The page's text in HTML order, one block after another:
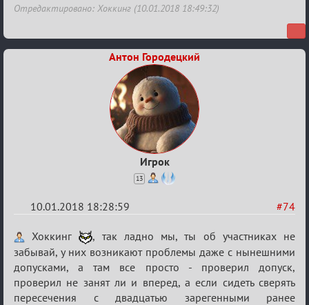
Отредактировано: Хоккинг (10.01.2018 18:49:32)
Антон Городецкий
Игрок
13
#74
10.01.2018 18:28:59
Re:
Обсуждение
«Менеджер
Мафии»
Хоккинг
, так ладно мы, ты об участниках не
забывай, у них возникают проблемы даже с нынешними
допусками, а там все просто - проверил допуск,
проверил не занят ли и вперед, а если сидеть сверять
пересечения с двадцатью зарегенными ранее